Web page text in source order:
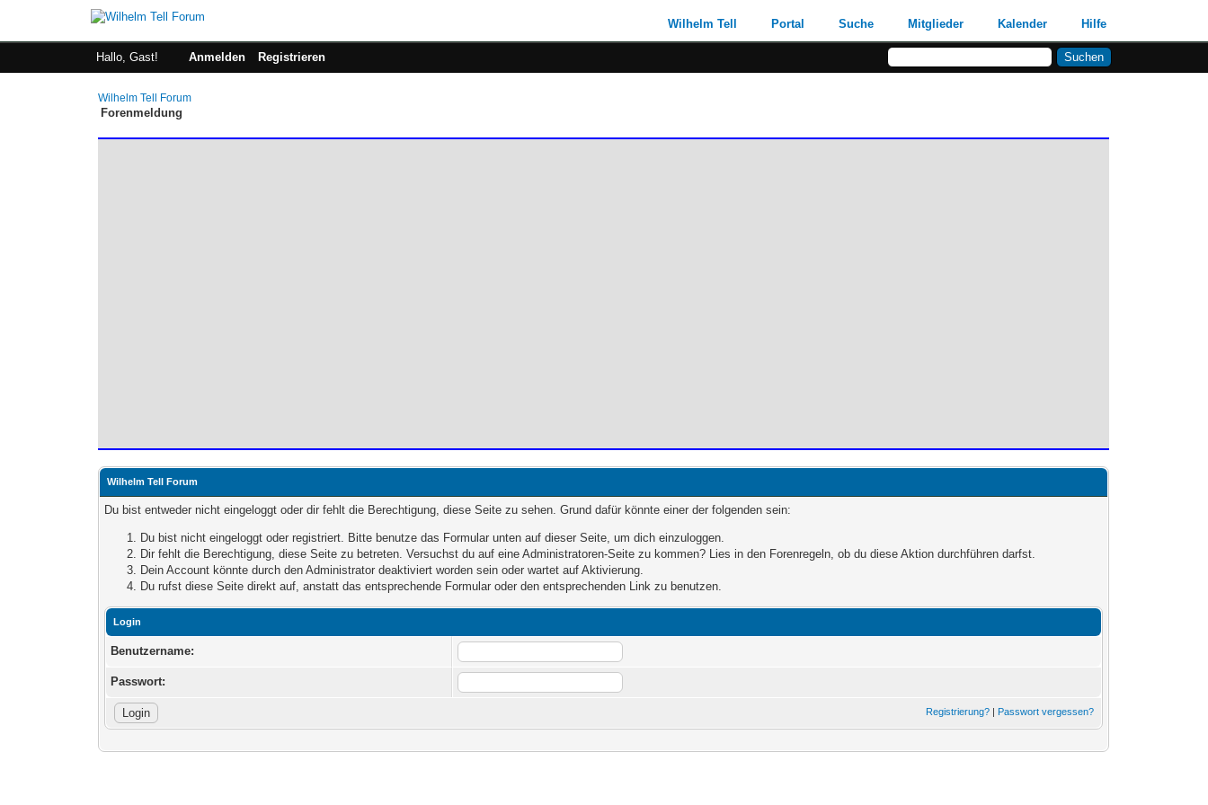
Wilhelm Tell Portal Suche Mitglieder Kalender Hilfe
Hallo, Gast! Anmelden Registrieren
Wilhelm Tell Forum
Forenmeldung
Wilhelm Tell Forum
Du bist entweder nicht eingeloggt oder dir fehlt die Berechtigung, diese Seite zu sehen. Grund dafür könnte einer der folgenden sein:
Du bist nicht eingeloggt oder registriert. Bitte benutze das Formular unten auf dieser Seite, um dich einzuloggen.
Dir fehlt die Berechtigung, diese Seite zu betreten. Versuchst du auf eine Administratoren-Seite zu kommen? Lies in den Forenregeln, ob du diese Aktion durchführen darfst.
Dein Account könnte durch den Administrator deaktiviert worden sein oder wartet auf Aktivierung.
Du rufst diese Seite direkt auf, anstatt das entsprechende Formular oder den entsprechenden Link zu benutzen.
Login
Benutzername:
Passwort:
Registrierung? | Passwort vergessen?